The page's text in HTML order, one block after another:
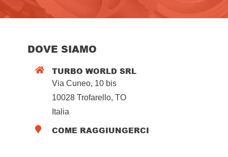
DOVE SIAMO
 TURBO WORLD SRL
Via Cuneo, 10 bis
10028 Trofarello, TO
Italia
 COME RAGGIUNGERCI